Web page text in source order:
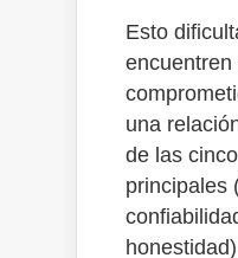
Esto
encuentren
una
de las
principales